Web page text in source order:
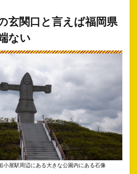
玄関口と言えば福岡県
ない
小屋駅周辺にある大きな公園内にある石像